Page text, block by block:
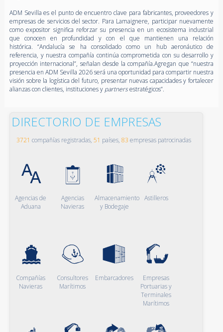
ADM Sevilla es el punto de encuentro clave para fabricantes, proveedores y
empresas de servicios del sector. Para Lamaignere, participar nuevamente
como expositor significa reforzar su presencia en un ecosistema industrial
que conocen en profundidad y con el que mantienen una relación
histórica. “Andalucía se ha consolidado como un hub aeronáutico de
referencia, y nuestra compañía continúa comprometida con su desarrollo y
proyección internacional”, señalan desde la compañía.Agregan que “nuestra
presencia en ADM Sevilla 2026 será una oportunidad para compartir nuestra
visión sobre la logística del futuro, presentar nuevas capacidades y fortalecer
alianzas con clientes, instituciones y partnersestratégicos”.
DIRECTORIO DE EMPRESAS
3721 compañías registradas, 51 países, 83 empresas patrocinadas
Agencias de
Aduana
Agencias
Navieras
Almacenamiento
y Bodegaje
Astilleros
Compañías
Navieras
Consultores
Marítimos
Embarcadores
Empresas
Portuarias y
Terminales
Marítimos